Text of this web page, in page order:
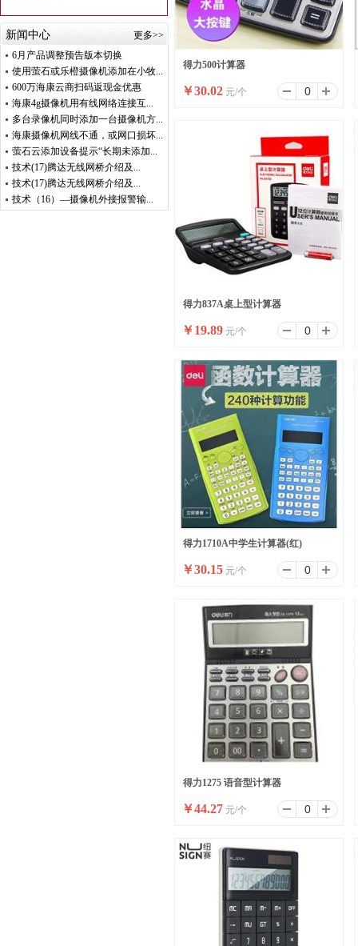
新闻中心
更多>>
6月产品调整预告版本切换
使用萤石或乐橙摄像机添加在小牧...
600万海康云商扫码返现金优惠
海康4g摄像机用有线网络连接互...
多台录像机同时添加一台摄像机方...
海康摄像机网线不通，或网口损坏...
萤石云添加设备提示“长期未添加...
技术(17)腾达无线网桥介绍及...
技术(17)腾达无线网桥介绍及...
技术（16）—摄像机外接报警输...
得力500计算器
￥30.02 元/个
得力837A桌上型计算器
￥19.89 元/个
得力1710A中学生计算器(红)
￥30.15 元/个
得力1275 语音型计算器
￥44.27 元/个